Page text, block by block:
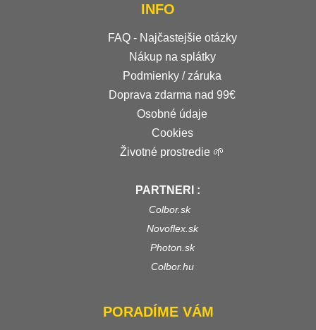
INFO
FAQ - Najčastejšie otázky
Nákup na splátky
Podmienky / záruka
Doprava zdarma nad 99€
Osobné údaje
Cookies
Životné prostredie 🌱
PARTNERI :
Colbor.sk
Novoflex.sk
Photon.sk
Colbor.hu
PORADÍME VÁM